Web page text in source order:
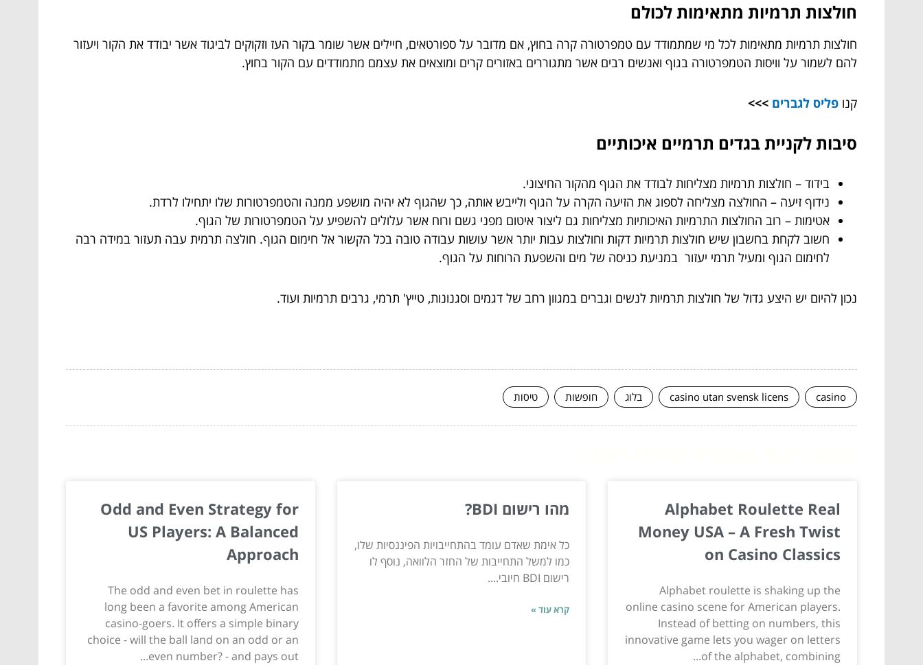
חולצות תרמיות מתאימות לכולם
חולצות תרמיות מתאימות לכל מי שמתמודד עם טמפרטורה קרה בחוץ, אם מדובר על ספורטאים, חיילים אשר שומר בקור העז וזקוקים לביגוד אשר יבודד את הקור ויעזור
להם לשמור על וויסות הטמפרטורה בגוף ואנשים רבים אשר מתגוררים באזורים קרים ומוצאים את עצמם מתמודדים עם הקור בחוץ.
קנו פליס לגברים >>>
סיבות לקניית בגדים תרמיים איכותיים
בידוד – חולצות תרמיות מצליחות לבודד את הגוף מהקור החיצוני.
נידוף זיעה – החולצה מצליחה לספוג את הזיעה הקרה על הגוף ולייבש אותה, כך שהגוף לא יהיה מושפע ממנה והטמפרטורות שלו יתחילו לרדת.
אטימות – רוב החולצות התרמיות האיכותיות מצליחות גם ליצור איטום מפני גשם ורוח אשר עלולים להשפיע על הטמפרטורות של הגוף.
חשוב לקחת בחשבון שיש חולצות תרמיות דקות וחולצות עבות יותר אשר עושות עבודה טובה בכל הקשור אל חימום הגוף. חולצה תרמית עבה תעזור במידה רבה
לחימום הגוף ומעיל תרמי יעזור במניעת כניסה של מים והשפעת הרוחות על הגוף.
נכון להיום יש היצע גדול של חולצות תרמיות לנשים וגברים במגוון רחב של דגמים וסגנונות, טייץ' תרמי, גרבים תרמיות ועוד.
casino
casino utan svensk licens בלוג חופשות טיסות
Alphabet Roulette Real
Money USA – A Fresh Twist
on Casino Classics
Alphabet roulette is shaking up the
online casino scene for American players.
Instead of betting on numbers, this
innovative game lets you wager on letters
of the alphabet, combining...
מהו רישום BDI?
כל אימת שאדם עומד בהתחייבויות הפיננסיות שלו,
כמו למשל התחייבות של החזר הלוואה, נוסף לו
רישום BDI חיובי....
קרא עוד »
Odd and Even Strategy for
US Players: A Balanced
Approach
The odd and even bet in roulette has
long been a favorite among American
casino-goers. It offers a simple binary
choice - will the ball land on an odd or an
even number? - and pays out...